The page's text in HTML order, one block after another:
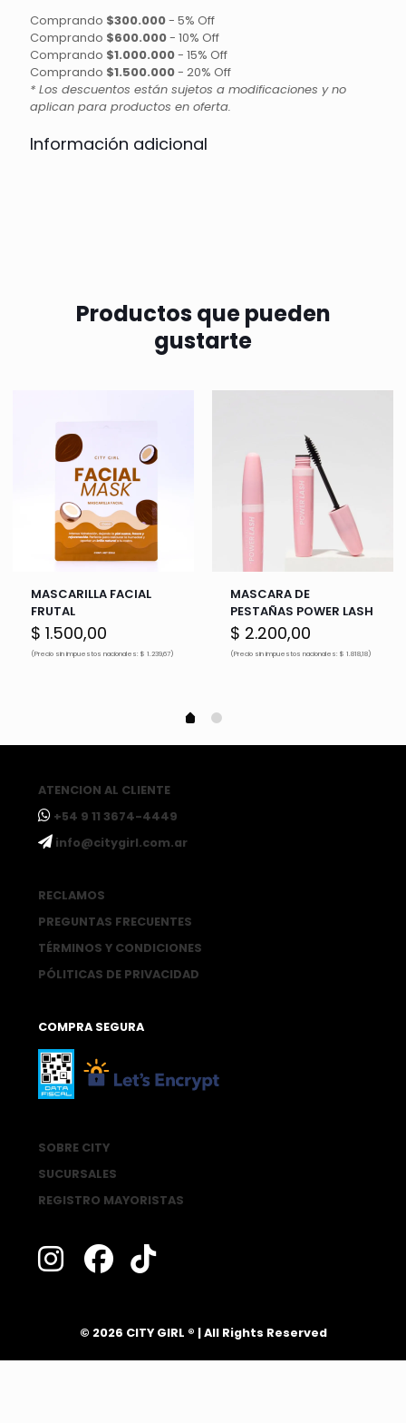
Comprando $300.000- 5% Off
Comprando $600.000- 10% Off
Comprando $1.000.000- 15% Off
Comprando $1.500.000- 20% Off
* Los descuentos están sujetos a modificaciones y no
aplican para productos en oferta.
Información adicional
Productos que pueden
gustarte
MASCARILLA FACIAL
FRUTAL
$ 1.500,00
(Precio sin impuestos nacionales: $ 1.239,67)
MASCARA DE
PESTAÑAS POWER LASH
$ 2.200,00
(Precio sin impuestos nacionales: $ 1.818,18)
ATENCION AL CLIENTE
ㅤ+54 9 11 3674-4449
ㅤinfo@citygirl.com.ar
RECLAMOS
PREGUNTAS FRECUENTES
TÉRMINOS Y CONDICIONES
PÓLITICAS DE PRIVACIDAD
COMPRA SEGURA
SOBRE CITY
SUCURSALES
REGISTRO MAYORISTAS
© 2026 CITY GIRL ® | All Rights Reserved